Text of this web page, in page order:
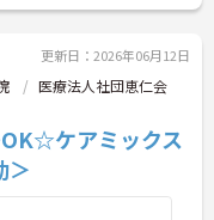
更新日：2026年06月12日
医療法人社団恵仁会
OK☆ケアミックス
＞